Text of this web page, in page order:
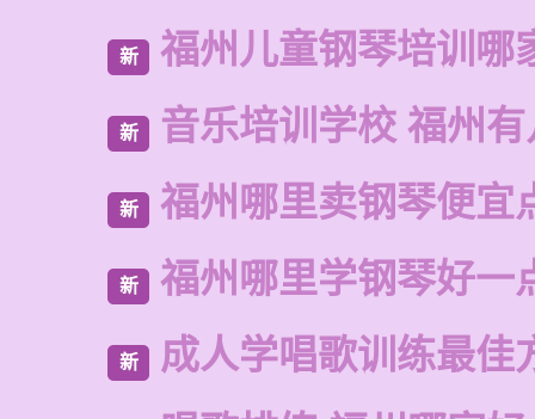
新 福州儿童钢琴培训哪
新 音乐培训学校 福州
新 福州哪里卖钢琴便宜
新 福州哪里学钢琴好一
新 成人学唱歌训练最佳